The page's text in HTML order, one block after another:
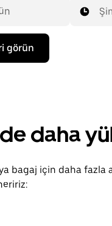
görün
daha
bagaj için daha fazla